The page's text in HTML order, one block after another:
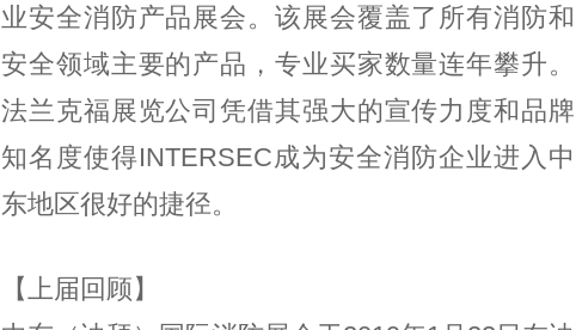
业安全消防产品展会。该展会覆盖了所有消防和
安全领域主要的产品，专业买家数量连年攀升。
法兰克福展览公司凭借其强大的宣传力度和品牌
知名度使得INTERSEC成为安全消防企业进入中
东地区很好的捷径。
【上届回顾】